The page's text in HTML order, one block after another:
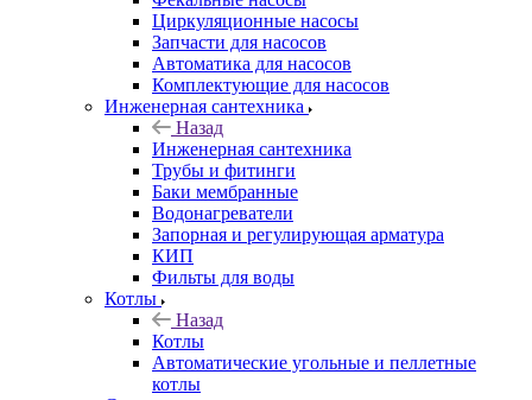
Циркуляционные насосы
Запчасти для насосов
Автоматика для насосов
Комплектующие для насосов
Инженерная сантехника
Назад
Инженерная сантехника
Трубы и фитинги
Баки мембранные
Водонагреватели
Запорная и регулирующая арматура
КИП
Фильты для воды
Котлы
Назад
Котлы
Автоматические угольные и пеллетные
котлы